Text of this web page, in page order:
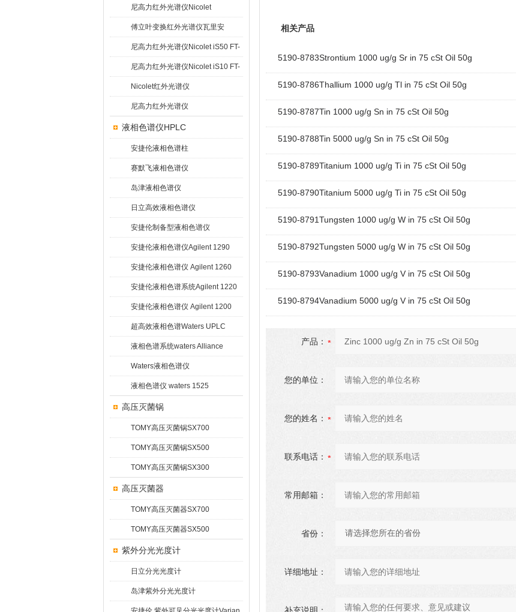
尼高力红外光谱仪Nicolet
5700/6700
傅立叶变换红外光谱仪瓦里安
Varian 640
尼高力红外光谱仪Nicolet iS50 FT-
IR
尼高力红外光谱仪Nicolet iS10 FT-
IR
Nicolet红外光谱仪
尼高力红外光谱仪
液相色谱仪HPLC
安捷伦液相色谱柱
赛默飞液相色谱仪
岛津液相色谱仪
日立高效液相色谱仪
安捷伦制备型液相色谱仪
安捷伦液相色谱仪Agilent 1290
Infinity
安捷伦液相色谱仪 Agilent 1260
Infinity
安捷伦液相色谱系统Agilent 1220
Infinity
安捷伦液相色谱仪 Agilent 1200
超高效液相色谱Waters UPLC
液相色谱系统waters Alliance
HPLC
Waters液相色谱仪
液相色谱仪 waters 1525
高压灭菌锅
TOMY高压灭菌锅SX700
TOMY高压灭菌锅SX500
TOMY高压灭菌锅SX300
高压灭菌器
TOMY高压灭菌器SX700
TOMY高压灭菌器SX500
紫外分光光度计
日立分光光度计
岛津紫外分光光度计
相关产品
5190-8783Strontium 1000 ug/g Sr in 75 cSt Oil 50g
5190-8786Thallium 1000 ug/g Tl in 75 cSt Oil 50g
5190-8787Tin 1000 ug/g Sn in 75 cSt Oil 50g
5190-8788Tin 5000 ug/g Sn in 75 cSt Oil 50g
5190-8789Titanium 1000 ug/g Ti in 75 cSt Oil 50g
5190-8790Titanium 5000 ug/g Ti in 75 cSt Oil 50g
5190-8791Tungsten 1000 ug/g W in 75 cSt Oil 50g
5190-8792Tungsten 5000 ug/g W in 75 cSt Oil 50g
5190-8793Vanadium 1000 ug/g V in 75 cSt Oil 50g
5190-8794Vanadium 5000 ug/g V in 75 cSt Oil 50g
产品：
您的单位：
您的姓名：
联系电话：
常用邮箱：
省份：
详细地址：